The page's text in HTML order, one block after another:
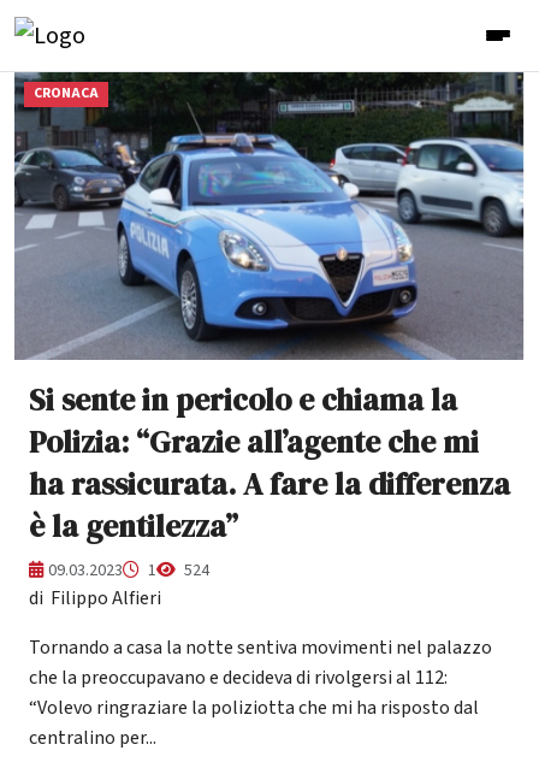
CRONACA
Si sente in pericolo e chiama la
Polizia: “Grazie all’agente che mi
ha rassicurata. A fare la differenza
è la gentilezza”
09.03.2023 1 524
di Filippo Alfieri
Tornando a casa la notte sentiva movimenti nel palazzo
che la preoccupavano e decideva di rivolgersi al 112:
“Volevo ringraziare la poliziotta che mi ha risposto dal
centralino per...